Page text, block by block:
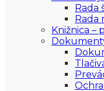
Rada
Rada
Knižnica –